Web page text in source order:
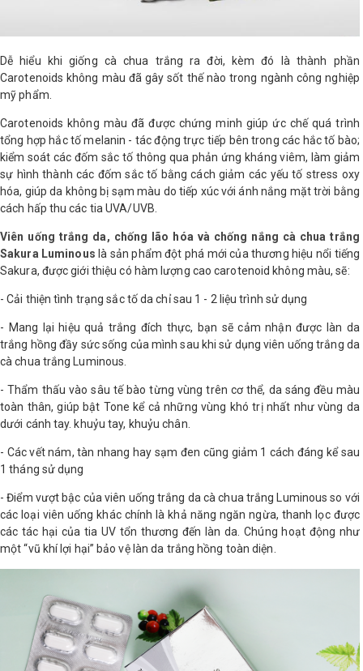
Dễ hiểu khi giống cà chua trắng ra đời, kèm đó là thành phần
Carotenoids không màu đã gây sốt thế nào trong ngành công nghiệp
mỹ phẩm.
Carotenoids không màu đã được chứng minh giúp ức chế quá trình
tổng hợp hắc tố melanin - tác động trực tiếp bên trong các hắc tố bào;
kiểm soát các đốm sắc tố thông qua phản ứng kháng viêm, làm giảm
sự hình thành các đốm sắc tố bằng cách giảm các yếu tố stress oxy
hóa, giúp da không bị sạm màu do tiếp xúc với ánh nắng mặt trời bằng
cách hấp thu các tia UVA/UVB.
Viên uống trắng da, chống lão hóa và chống nắng cà chua trắng
Sakura Luminous là sản phẩm đột phá mới của thương hiệu nổi tiếng
Sakura, được giới thiệu có hàm lượng cao carotenoid không màu, sẽ:
- Cải thiện tình trạng sắc tố da chỉ sau 1 - 2 liệu trình sử dụng
- Mang lại hiệu quả trắng đích thực, bạn sẽ cảm nhận được làn da
trắng hồng đầy sức sống của mình sau khi sử dụng viên uống trắng da
cà chua trắng Luminous.
-Thẩm thấu vào sâu tế bào từng vùng trên cơ thể, da sáng đều màu
toàn thân, giúp bật Tone kể cả những vùng khó trị nhất như vùng da
dưới cánh tay. khuỷu tay, khuỷu chân.
- Các vết nám, tàn nhang hay sạm đen cũng giảm 1 cách đáng kể sau
1 tháng sử dụng
- Điểm vượt bậc của viên uống trắng da cà chua trắng Luminous so với
các loại viên uống khác chính là khả năng ngăn ngừa, thanh lọc được
các tác hại của tia UV tổn thương đến làn da. Chúng hoạt động như
một “vũ khí lợi hại” bảo vệ làn da trắng hồng toàn diện.